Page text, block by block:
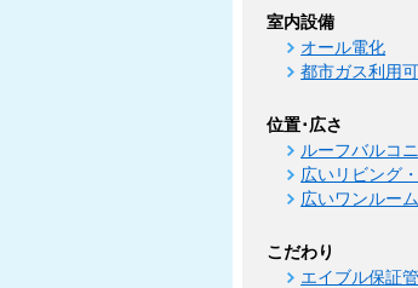
室内設備
オール電化
都市ガス利用可
位置･広さ
ルーフバルコ
広いリビング
広いワンルー
こだわり
エイブル保証